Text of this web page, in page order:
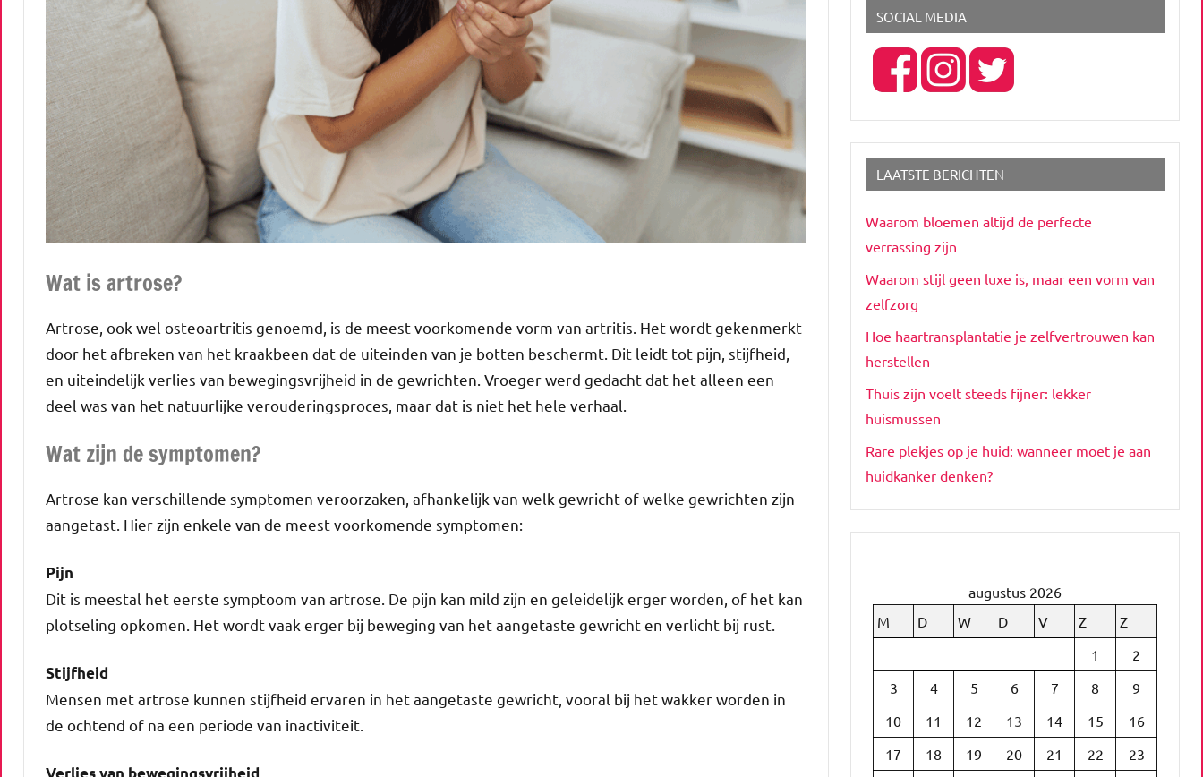
Wat is artrose?
Artrose, ook wel osteoartritis genoemd, is de meest voorkomende vorm van artritis. Het wordt gekenmerkt
door het afbreken van het kraakbeen dat de uiteinden van je botten beschermt. Dit leidt tot pijn, stijfheid,
en uiteindelijk verlies van bewegingsvrijheid in de gewrichten. Vroeger werd gedacht dat het alleen een
deel was van het natuurlijke verouderingsproces, maar dat is niet het hele verhaal.
Wat zijn de symptomen?
Artrose kan verschillende symptomen veroorzaken, afhankelijk van welk gewricht of welke gewrichten zijn
aangetast. Hier zijn enkele van de meest voorkomende symptomen:
Pijn
Dit is meestal het eerste symptoom van artrose. De pijn kan mild zijn en geleidelijk erger worden, of het kan
plotseling opkomen. Het wordt vaak erger bij beweging van het aangetaste gewricht en verlicht bij rust.
Stijfheid
Mensen met artrose kunnen stijfheid ervaren in het aangetaste gewricht, vooral bij het wakker worden in
de ochtend of na een periode van inactiviteit.
Verlies van bewegingsvrijheid
SOCIAL MEDIA
LAATSTE BERICHTEN
Waarom bloemen altijd de perfecte
verrassing zijn
Waarom stijl geen luxe is, maar een vorm van
zelfzorg
Hoe haartransplantatie je zelfvertrouwen kan
herstellen
Thuis zijn voelt steeds fijner: lekker
huismussen
Rare plekjes op je huid: wanneer moet je aan
huidkanker denken?
augustus 2026
M
D W D V Z
Z
1
2
3
4 5 6 7 8
9
10
11 12 13 14 15
16
17
18 19 20 21 22
23